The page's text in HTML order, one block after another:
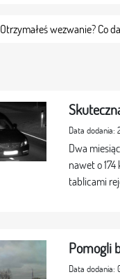
Otrzymałeś wezwanie? Co
Data
Dwa
nawet o
tablicami
Pomogli
Data dodania: